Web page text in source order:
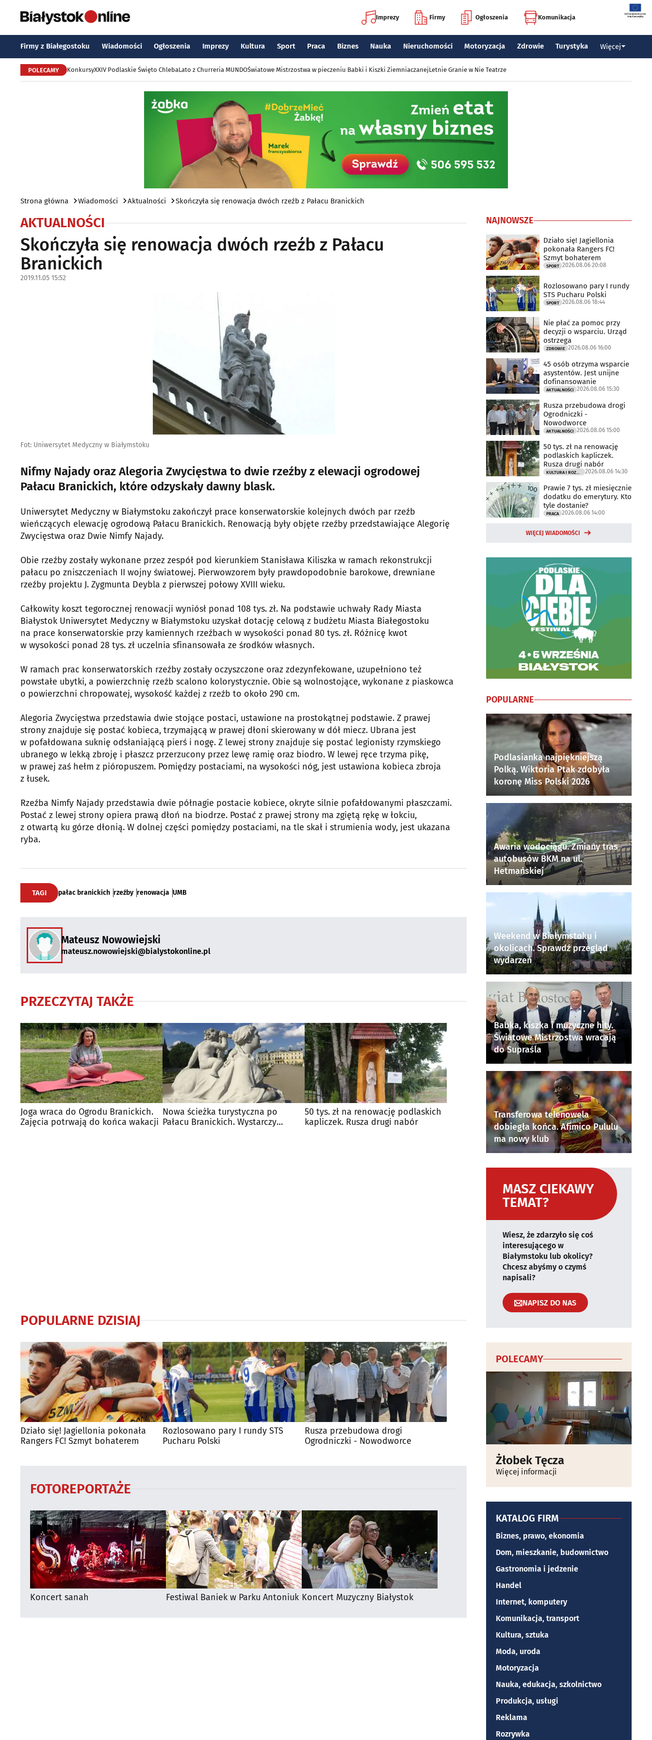
Imprezy Firmy Ogłoszenia Komunikacja
Firmy z Białegostoku Wiadomości Ogłoszenia Imprezy Kultura Sport Praca Biznes Nauka Nieruchomości Motoryzacja Zdrowie Turystyka Więcej
POLECAMY KonkursyXXIV Podlaskie Święto ChlebaLato z Churreria MUNDOŚwiatowe Mistrzostwa w pieczeniu Babki i Kiszki ZiemniaczanejLetnie Granie w Nie Teatrze
Strona główna Wiadomości Aktualności Skończyła się renowacja dwóch rzeźb z Pałacu Branickich
AKTUALNOŚCI
Skończyła się renowacja dwóch rzeźb z Pałacu
Branickich
2019.11.05 15:52
Fot: Uniwersytet Medyczny w Białymstoku
Nifmy Najady oraz Alegoria Zwycięstwa to dwie rzeźby z elewacji ogrodowej
Pałacu Branickich, które odzyskały dawny blask.
Uniwersytet Medyczny w Białymstoku zakończył prace konserwatorskie kolejnych dwóch par rzeźb
wieńczących elewację ogrodową Pałacu Branickich. Renowacją były objęte rzeźby przedstawiające Alegorię
Zwycięstwa oraz Dwie Nimfy Najady.
Obie rzeźby zostały wykonane przez zespół pod kierunkiem Stanisława Kiliszka w ramach rekonstrukcji
pałacu po zniszczeniach II wojny światowej. Pierwowzorem były prawdopodobnie barokowe, drewniane
rzeźby projektu J. Zygmunta Deybla z pierwszej połowy XVIII wieku.
Całkowity koszt tegorocznej renowacji wyniósł ponad 108 tys. zł. Na podstawie uchwały Rady Miasta
Białystok Uniwersytet Medyczny w Białymstoku uzyskał dotację celową z budżetu Miasta Białegostoku
na prace konserwatorskie przy kamiennych rzeźbach w wysokości ponad 80 tys. zł. Różnicę kwot
w wysokości ponad 28 tys. zł uczelnia sfinansowała ze środków własnych.
W ramach prac konserwatorskich rzeźby zostały oczyszczone oraz zdezynfekowane, uzupełniono też
powstałe ubytki, a powierzchnię rzeźb scalono kolorystycznie. Obie są wolnostojące, wykonane z piaskowca
o powierzchni chropowatej, wysokość każdej z rzeźb to około 290 cm.
Alegoria Zwycięstwa przedstawia dwie stojące postaci, ustawione na prostokątnej podstawie. Z prawej
strony znajduje się postać kobieca, trzymającą w prawej dłoni skierowany w dół miecz. Ubrana jest
w pofałdowana suknię odsłaniającą pierś i nogę. Z lewej strony znajduje się postać legionisty rzymskiego
ubranego w lekką zbroję i płaszcz przerzucony przez lewę ramię oraz biodro. W lewej ręce trzyma pikę,
w prawej zaś hełm z pióropuszem. Pomiędzy postaciami, na wysokości nóg, jest ustawiona kobieca zbroja
z łusek.
Rzeźba Nimfy Najady przedstawia dwie półnagie postacie kobiece, okryte silnie pofałdowanymi płaszczami.
Postać z lewej strony opiera prawą dłoń na biodrze. Postać z prawej strony ma zgiętą rękę w łokciu,
z otwartą ku górze dłonią. W dolnej części pomiędzy postaciami, na tle skał i strumienia wody, jest ukazana
ryba.
TAGI pałac branickich rzeźby renowacja UMB
Mateusz Nowowiejski
mateusz.nowowiejski@bialystokonline.pl
PRZECZYTAJ TAKŻE
Joga wraca do Ogrodu Branickich.
Zajęcia potrwają do końca wakacji
Nowa ścieżka turystyczna po
Pałacu Branickich. Wystarczy
50 tys. zł na renowację podlaskich
kapliczek. Rusza drugi nabór
POPULARNE DZISIAJ
Działo się! Jagiellonia pokonała
Rangers FC! Szmyt bohaterem
Rozlosowano pary I rundy STS
Pucharu Polski
Rusza przebudowa drogi
Ogrodniczki - Nowodworce
FOTOREPORTAŻE
Koncert sanah Festiwal Baniek w Parku Antoniuk Koncert Muzyczny Białystok
NAJNOWSZE
Działo się! Jagiellonia
pokonała Rangers FC!
Szmyt bohaterem
SPORT 2026.08.06 20:08
Rozlosowano pary I rundy
STS Pucharu Polski
SPORT 2026.08.06 18:44
Nie płać za pomoc przy
decyzji o wsparciu. Urząd
ostrzega
ZDROWIE 2026.08.06 16:00
45 osób otrzyma wsparcie
asystentów. Jest unijne
dofinansowanie
AKTUALNOŚCI 2026.08.06 15:30
Rusza przebudowa drogi
Ogrodniczki -
Nowodworce
AKTUALNOŚCI 2026.08.06 15:00
50 tys. zł na renowację
podlaskich kapliczek.
Rusza drugi nabór
2026.08.06 14:30
Prawie 7 tys. zł miesięcznie
dodatku do emerytury. Kto
tyle dostanie?
PRACA 2026.08.06 14:00
WIĘCEJ WIADOMOŚCI
POPULARNE
Podlasianka najpiękniejszą
Polką. Wiktoria Ptak zdobyła
koronę Miss Polski 2026
Awaria wodociągu. Zmiany tras
autobusów BKM na ul.
Hetmańskiej
Weekend w Białymstoku i
okolicach. Sprawdź przegląd
wydarzeń
Babka, kiszka i muzyczne hity.
Światowe Mistrzostwa wracają
do Supraśla
Transferowa telenowela
dobiegła końca. Afimico Pululu
ma nowy klub
MASZ CIEKAWY
TEMAT?
Wiesz, że zdarzyło się coś
interesującego w
Białymstoku lub okolicy?
Chcesz abyśmy o czymś
napisali?
NAPISZ DO NAS
POLECAMY
Żłobek Tęcza
Więcej informacji
KATALOG FIRM
Biznes, prawo, ekonomia
Dom, mieszkanie, budownictwo
Gastronomia i jedzenie
Handel
Internet, komputery
Komunikacja, transport
Kultura, sztuka
Moda, uroda
Motoryzacja
Nauka, edukacja, szkolnictwo
Produkcja, usługi
Reklama
Rozrywka